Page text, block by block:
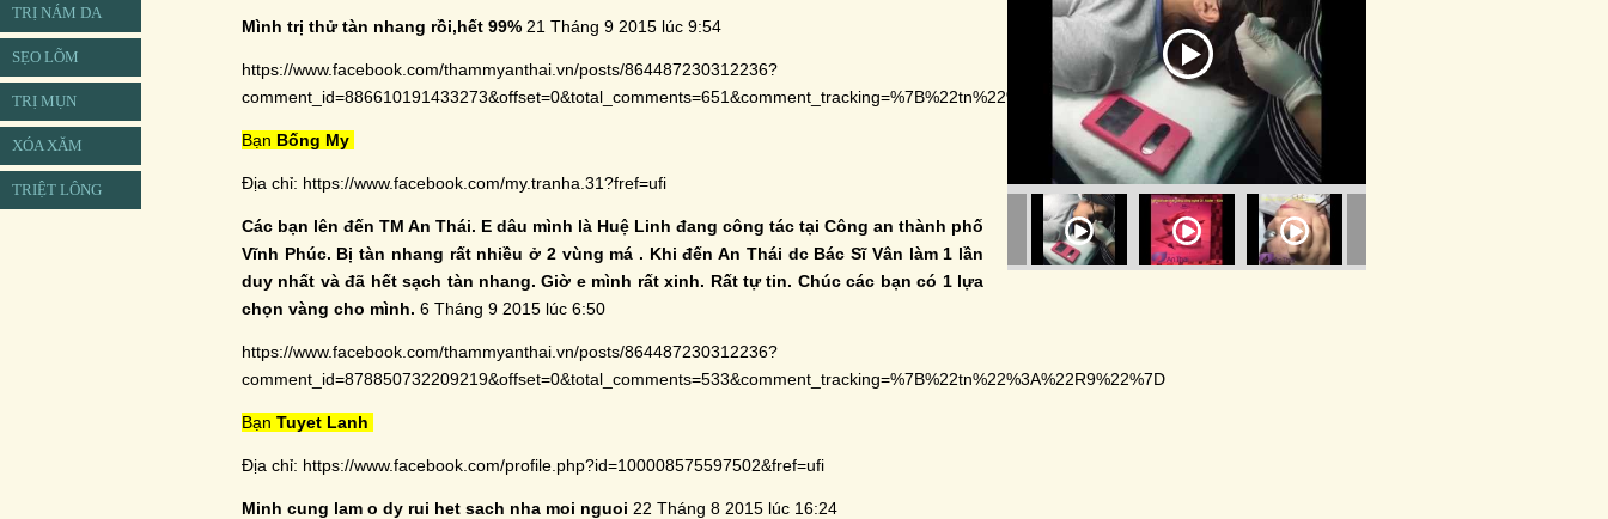
TRỊ NÁM DA
SẸO LÕM
TRỊ MỤN
XÓA XĂM
TRIỆT LÔNG
Mình trị thử tàn nhang rồi,hết 99% 21 Tháng 9 2015 lúc 9:54
https://www.facebook.com/thammyanthai.vn/posts/864487230312236?
comment_id=886610191433273&offset=0&total_comments=651&comment_tracking=%7B%22tn%22%3A%22R9%22%7D
Bạn Bống My
Địa chỉ: https://www.facebook.com/my.tranha.31?fref=ufi
Các bạn lên đến TM An Thái. E dâu mình là Huệ Linh đang công tác tại Công an thành phố
Vĩnh Phúc. Bị tàn nhang rất nhiều ở 2 vùng má . Khi đến An Thái dc Bác Sĩ Vân làm 1 lần
duy nhất và đã hết sạch tàn nhang. Giờ e mình rất xinh. Rất tự tin. Chúc các bạn có 1 lựa
chọn vàng cho mình. 6 Tháng 9 2015 lúc 6:50
https://www.facebook.com/thammyanthai.vn/posts/864487230312236?
comment_id=878850732209219&offset=0&total_comments=533&comment_tracking=%7B%22tn%22%3A%22R9%22%7D
Bạn Tuyet Lanh
Địa chỉ: https://www.facebook.com/profile.php?id=100008575597502&fref=ufi
Minh cung lam o dy rui het sach nha moi nguoi 22 Tháng 8 2015 lúc 16:24